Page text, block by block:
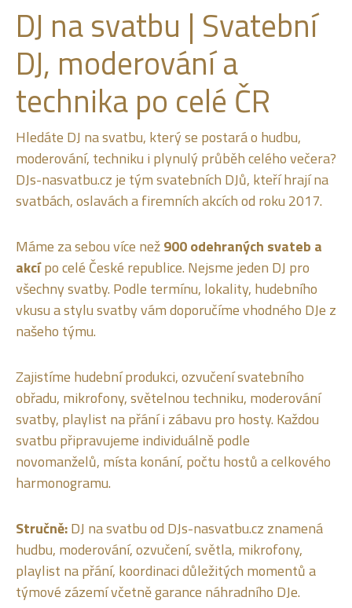
DJ na svatbu | Svatební
DJ, moderování a
technika po celé ČR
Hledáte DJ na svatbu, který se postará o hudbu,
moderování, techniku i plynulý průběh celého večera?
DJs-nasvatbu.cz je tým svatebních DJů, kteří hrají na
svatbách, oslavách a firemních akcích od roku 2017.
Máme za sebou více než900 odehraných svateb a
akcípo celé České republice. Nejsme jeden DJ pro
všechny svatby. Podle termínu, lokality, hudebního
vkusu a stylu svatby vám doporučíme vhodného DJe z
našeho týmu.
Zajistíme hudební produkci, ozvučení svatebního
obřadu, mikrofony, světelnou techniku, moderování
svatby, playlist na přání i zábavu pro hosty. Každou
svatbu připravujeme individuálně podle
novomanželů, místa konání, počtu hostů a celkového
harmonogramu.
Stručně:DJ na svatbu od DJs-nasvatbu.cz znamená
hudbu, moderování, ozvučení, světla, mikrofony,
playlist na přání, koordinaci důležitých momentů a
týmové zázemí včetně garance náhradního DJe.